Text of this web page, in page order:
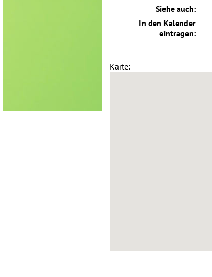
Siehe auch:
In den Kalender
eintragen:
Karte: